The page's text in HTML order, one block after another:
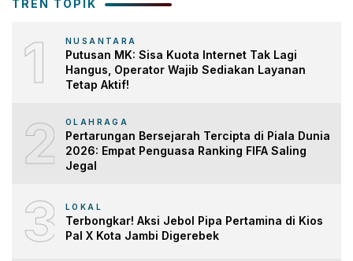
TREN TOPIK
1 NUSANTARA
Putusan MK: Sisa Kuota Internet Tak Lagi
Hangus, Operator Wajib Sediakan Layanan
Tetap Aktif!
2 OLAHRAGA
Pertarungan Bersejarah Tercipta di Piala Dunia
2026: Empat Penguasa Ranking FIFA Saling
Jegal
3 LOKAL
Terbongkar! Aksi Jebol Pipa Pertamina di Kios
Pal X Kota Jambi Digerebek